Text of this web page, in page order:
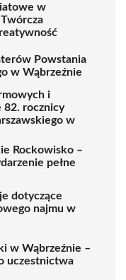
w
Powstania
w Wąbrzeźnie
i
82. rocznicy
w
Rockowisko –
pełne
dotyczące
najmu w
w Wąbrzeźnie –
uczestnictwa